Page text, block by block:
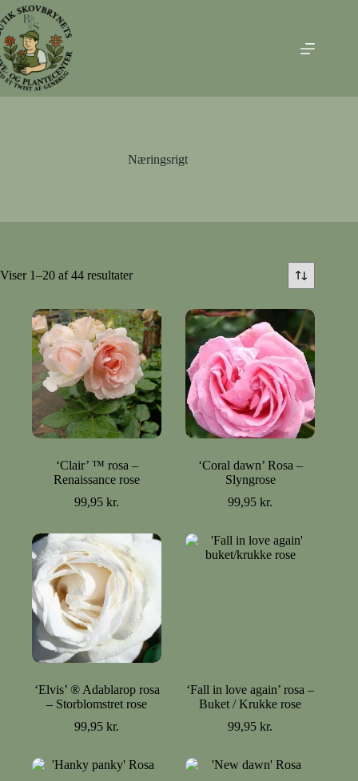
Fortsæt
til
indhold
Næringsrigt
Viser 1–20 af 44 resultater
‘Clair’ ™ rosa –
Renaissance rose
99,95kr.
‘Coral dawn’ Rosa –
Slyngrose
99,95kr.
‘Elvis’ ® Adablarop rosa
– Storblomstret rose
99,95kr.
‘Fall in love again’ rosa –
Buket / Krukke rose
99,95kr.